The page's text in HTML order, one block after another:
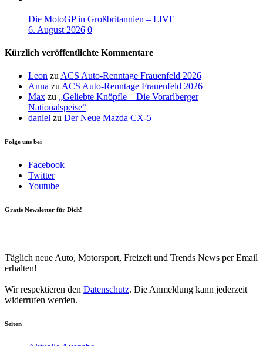
Die MotoGP in Großbritannien – LIVE
6. August 2026 0
Kürzlich veröffentlichte Kommentare
Leon zuACS Auto-Renntage Frauenfeld 2026
Anna zuACS Auto-Renntage Frauenfeld 2026
Max zu „Geliebte Knöpfle – Die Vorarlberger
Nationalspeise“
daniel zu Der Neue Mazda CX-5
Folge uns bei
Facebook
Twitter
Youtube
Gratis Newsletter für Dich!
Täglich neue Auto, Motorsport, Freizeit und Trends News per Email
erhalten!
Wir respektieren den Datenschutz. Die Anmeldung kann jederzeit
widerrufen werden.
Seiten